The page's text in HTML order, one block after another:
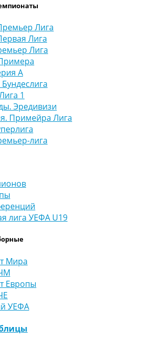
Лига
Лига
Лига
А
1
Эредивизи
Примейра Лига
лига
лига УЕФА U19
Мира
Европы
УЕФА